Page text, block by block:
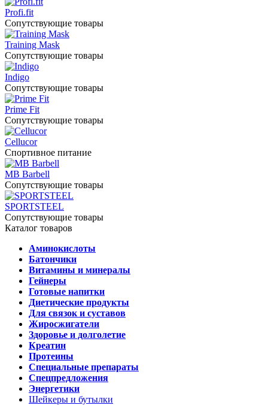
Profi.fit
Сопутствующие товары
Training Mask
Сопутствующие товары
Indigo
Сопутствующие товары
Prime Fit
Сопутствующие товары
Cellucor
Спортивное питание
MB Barbell
Сопутствующие товары
SPORTSTEEL
Сопутствующие товары
Каталог товаров
Аминокислоты
Батончики
Витамины и минералы
Гейнеры
Готовые напитки
Диетические продукты
Для связок и суставов
Жиросжигатели
Здоровье и долголетие
Креатин
Протеины
Специальные препараты
Спецпредложения
Энергетики
Шейкеры и бутылки